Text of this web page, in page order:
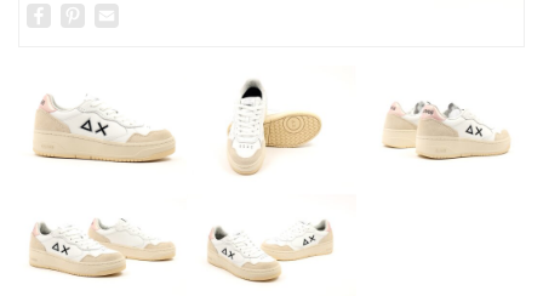
Facebook
Pinterest